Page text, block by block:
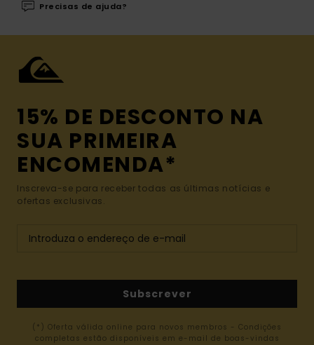
Precisas de ajuda?
15% DE DESCONTO NA
SUA PRIMEIRA
ENCOMENDA*
Inscreva-se para receber todas as últimas notícias e
ofertas exclusivas.
Subscrever
(*) Oferta válida online para novos membros - Condições
completas estão disponíveis em e-mail de boas-vindas